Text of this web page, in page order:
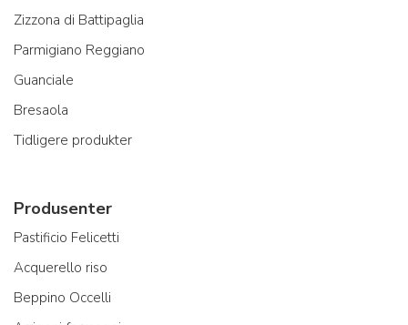
Zizzona di Battipaglia
Parmigiano Reggiano
Guanciale
Bresaola
Tidligere produkter
Produsenter
Pastificio Felicetti
Acquerello riso
Beppino Occelli